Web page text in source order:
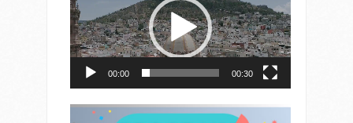
vídeo
00:00 00:30